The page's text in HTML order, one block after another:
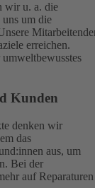
wir u. a. die
um die
erreichen.
Kunden
denken wir
das
aus, um
Bei der
auf Reparaturen